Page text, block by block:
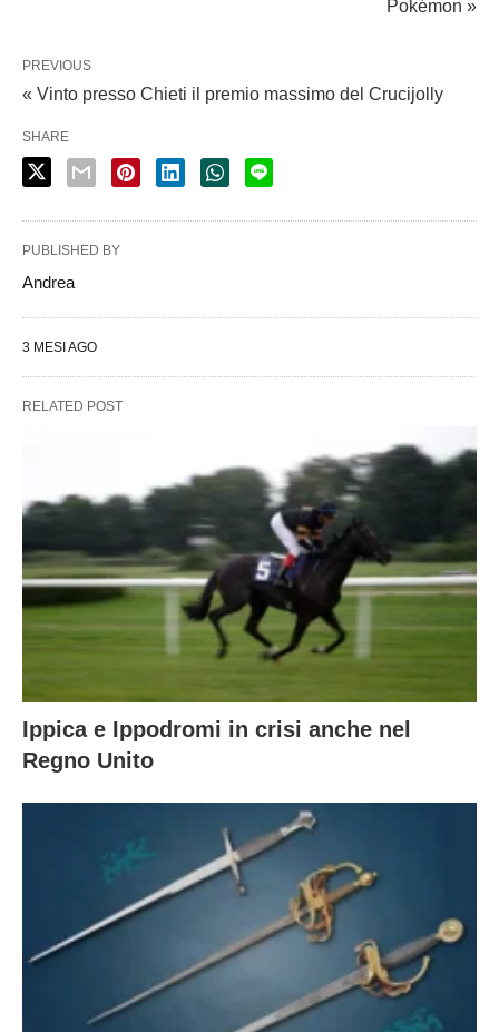
Pokémon »
PREVIOUS
« Vinto presso Chieti il premio massimo del Crucijolly
SHARE
PUBLISHED BY
Andrea
3 MESI AGO
RELATED POST
Ippica e Ippodromi in crisi anche nel
Regno Unito